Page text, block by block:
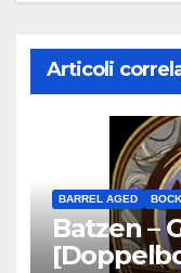
Articoli
BARREL AGED BOCK
Batzen –